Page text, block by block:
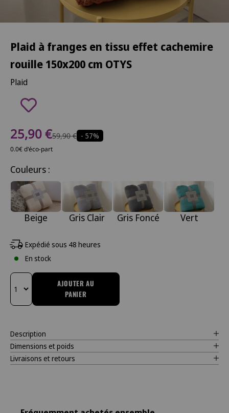
Plaid à franges en tissu effet cachemire
rouille 150x200 cm OTYS
Plaid
Prix de vente
25,90 €Prix normal
59,90 € - 57%
0.0€ d'éco-part
Couleurs :
Beige Gris Clair Gris Foncé Vert
Expédié sous 48 heures
En stock
Changer la quantité
AJOUTER AU
PANIER
Description
Dimensions et poids
Livraisons et retours